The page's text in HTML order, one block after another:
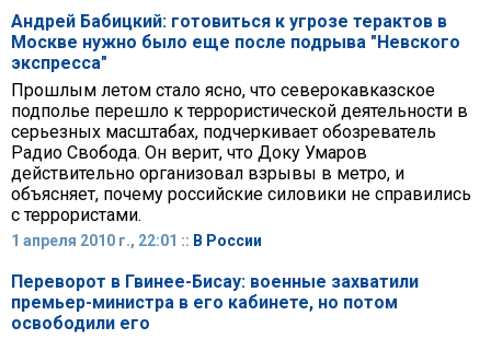
Андрей Бабицкий: готовиться к угрозе терактов в
Москве нужно было еще после подрыва "Невского
экспресса"
Прошлым летом стало ясно, что северокавказское
подполье перешло к террористической деятельности в
серьезных масштабах, подчеркивает обозреватель
Радио Свобода. Он верит, что Доку Умаров
действительно организовал взрывы в метро, и
объясняет, почему российские силовики не справились
с террористами.
1 апреля 2010 г., 22:01 :: В России
Переворот в Гвинее-Бисау: военные захватили
премьер-министра в его кабинете, но потом
освободили его